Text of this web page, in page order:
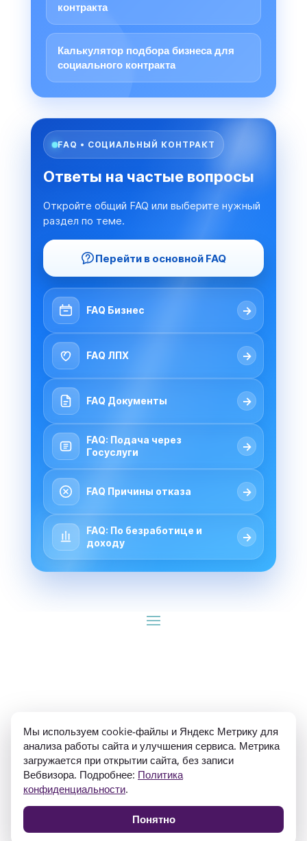
контракта
Калькулятор подбора бизнеса для
социального контракта
FAQ • СОЦИАЛЬНЫЙ КОНТРАКТ
Ответы на частые вопросы
Откройте общий FAQ или выберите нужный
раздел по теме.
Перейти в основной FAQ
FAQ Бизнес →
FAQ ЛПХ →
FAQ Документы →
FAQ: Подача через
Госуслуги
→
FAQ Причины отказа →
FAQ: По безработице и
доходу
→
ИП Гуляев Е.А. ОГРН 310784709900570 ИНН
781020474307
Политика конфиденциальности
Мы используем cookie-файлы и Яндекс Метрику для
анализа работы сайта и улучшения сервиса. Метрика
загружается при открытии сайта, без записи
Вебвизора. Подробнее: Политика
конфиденциальности.
Понятно